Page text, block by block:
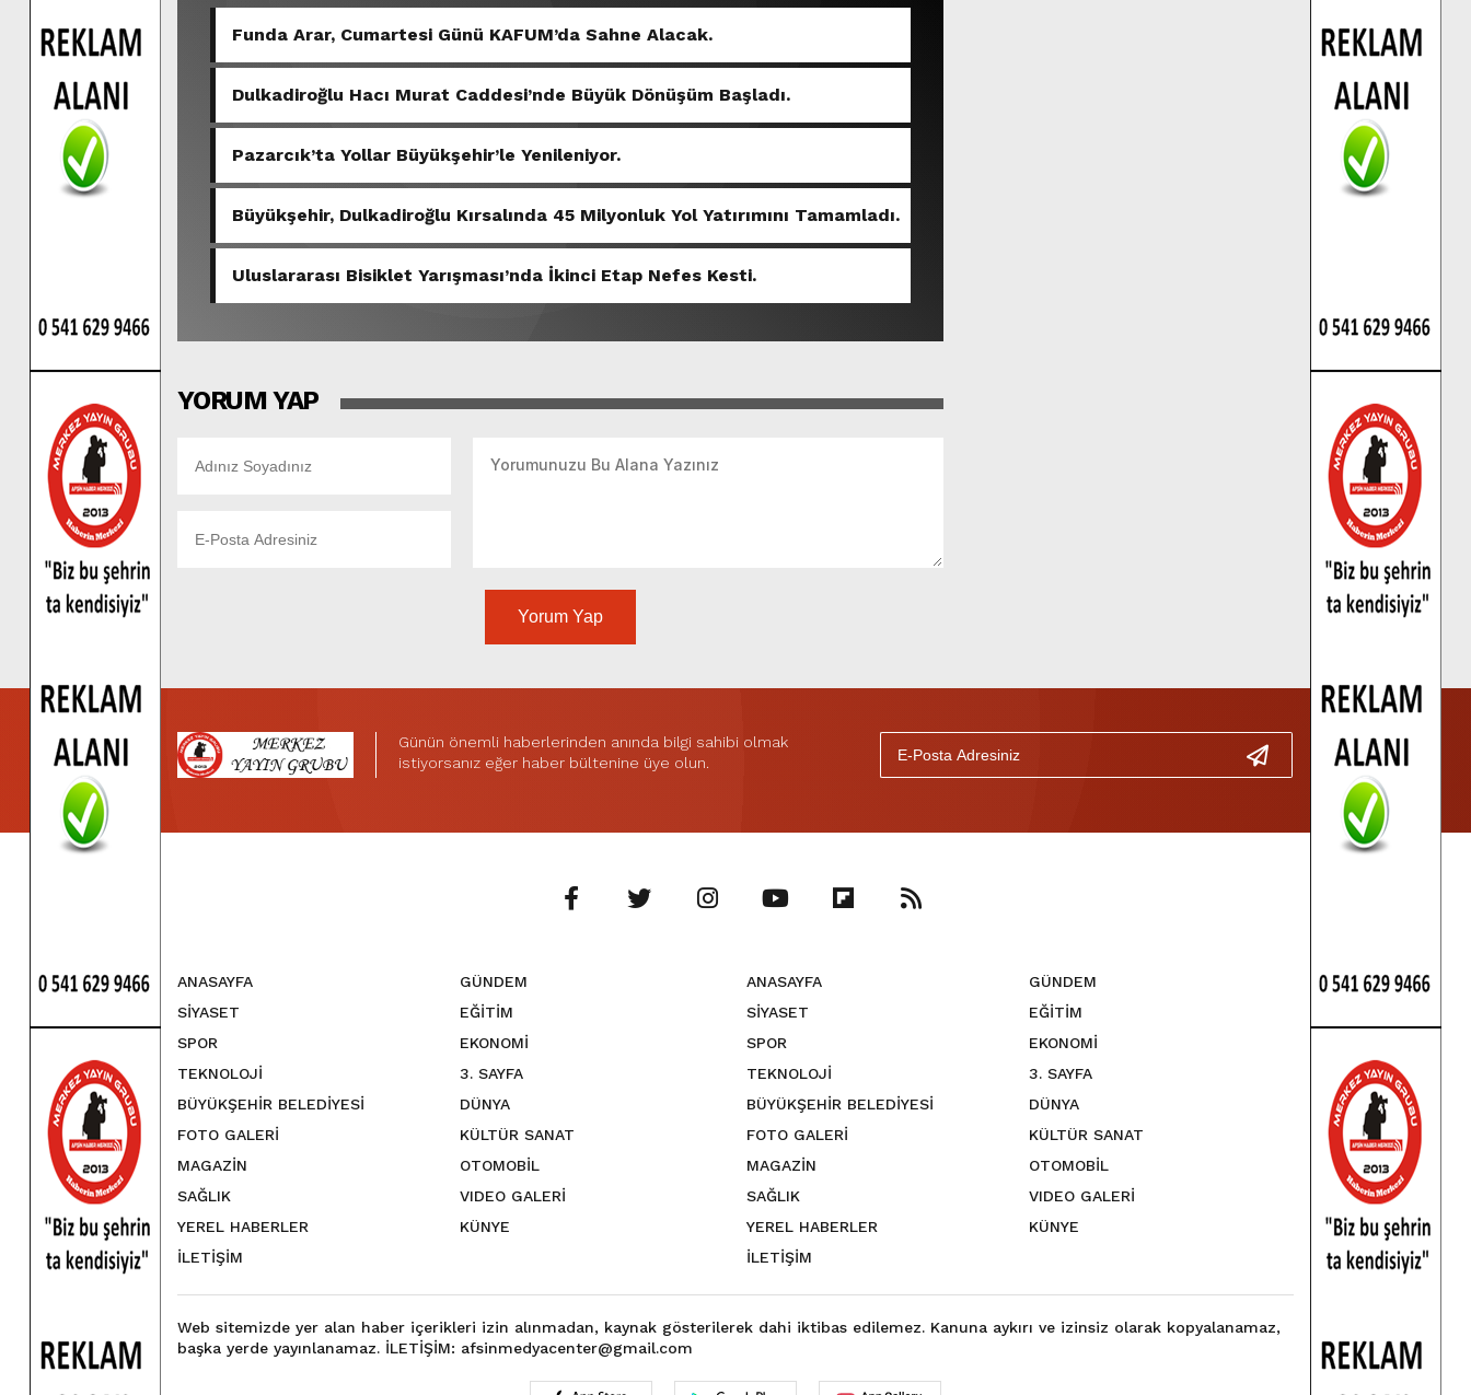
Funda Arar, Cumartesi Günü KAFUM’da Sahne Alacak.
Dulkadiroğlu Hacı Murat Caddesi’nde Büyük Dönüşüm Başladı.
Pazarcık’ta Yollar Büyükşehir’le Yenileniyor.
Büyükşehir, Dulkadiroğlu Kırsalında 45 Milyonluk Yol Yatırımını Tamamladı.
Uluslararası Bisiklet Yarışması’nda İkinci Etap Nefes Kesti.
YORUM YAP
Yorum Yap
Günün önemli haberlerinden anında bilgi sahibi olmak
istiyorsanız eğer haber bültenine üye olun.
ANASAYFA
GÜNDEM
SİYASET
EĞİTİM
SPOR
EKONOMİ
TEKNOLOJİ
3. SAYFA
BÜYÜKŞEHİR BELEDİYESİ
DÜNYA
FOTO GALERİ
KÜLTÜR SANAT
MAGAZİN
OTOMOBİL
SAĞLIK
VIDEO GALERİ
YEREL HABERLER
KÜNYE
İLETİŞİM
ANASAYFA
GÜNDEM
SİYASET
EĞİTİM
SPOR
EKONOMİ
TEKNOLOJİ
3. SAYFA
BÜYÜKŞEHİR BELEDİYESİ
DÜNYA
FOTO GALERİ
KÜLTÜR SANAT
MAGAZİN
OTOMOBİL
SAĞLIK
VIDEO GALERİ
YEREL HABERLER
KÜNYE
İLETİŞİM
Web sitemizde yer alan haber içerikleri izin alınmadan, kaynak gösterilerek dahi iktibas edilemez. Kanuna aykırı ve izinsiz olarak kopyalanamaz,
başka yerde yayınlanamaz. İLETİŞİM: afsinmedyacenter@gmail.com